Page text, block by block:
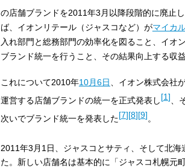
の店舗ブランドを2011年3月以降段階的に廃止
ば、イオンリテール（ジャスコなど）がマイカ
入れ部門と総務部門の効率化を図ること、イオ
ブランド統一を行うこと、その結果向上する収
これについて2010年10月6日
、イオン株式会社
運営する店舗ブランドの統一を正式発表し[1]
次いでブランド統一を発表した[7][8][9]。
2011年3月1日、ジャスコとサティ、そして北
た。新しい店舗名は基本的に「ジャスコ札幌元